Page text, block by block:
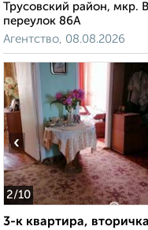
Трусовский район, мкр.
переулок 86А
Агентство, 08.08.2026
2/10
‹
3-к квартира,